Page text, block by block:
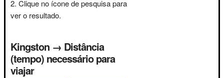
Clique no ícone de pesquisa para
ver o resultado.
Kingston → Distância
(tempo) necessário para
viajar